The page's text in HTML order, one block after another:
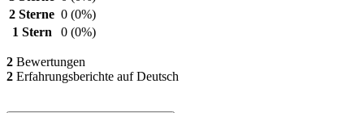
2 Sterne 0 (0%)
1 Stern
0 (0%)
2 Bewertungen
2 Erfahrungsberichte auf Deutsch